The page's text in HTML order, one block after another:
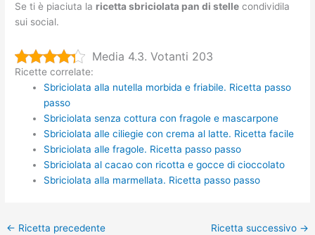
Se ti è piaciuta la ricetta sbriciolata pan di stelle condividila
sui social.
Media 4.3. Votanti 203
Ricette correlate:
Sbriciolata alla nutella morbida e friabile. Ricetta passo
passo
Sbriciolata senza cottura con fragole e mascarpone
Sbriciolata alle ciliegie con crema al latte. Ricetta facile
Sbriciolata alle fragole. Ricetta passo passo
Sbriciolata al cacao con ricotta e gocce di cioccolato
Sbriciolata alla marmellata. Ricetta passo passo
← Ricetta precedente Ricetta successivo →